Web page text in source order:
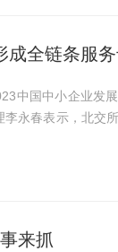
成全链条服
中国中小企业发
永春表示，北交
来抓